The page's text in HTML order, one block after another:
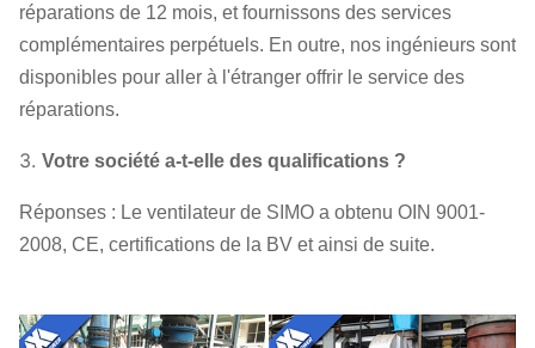
réparations de 12 mois, et fournissons des services
complémentaires perpétuels. En outre, nos ingénieurs sont
disponibles pour aller à l'étranger offrir le service des
réparations.
3. Votre société a-t-elle des qualifications ?
Réponses : Le ventilateur de SIMO a obtenu OIN 9001-
2008, CE, certifications de la BV et ainsi de suite.